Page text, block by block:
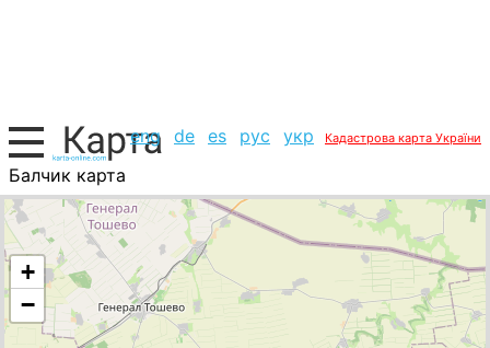
eng de es рус укр Кадастрова карта України
Балчик карта
Болгарія, список міст
+
−